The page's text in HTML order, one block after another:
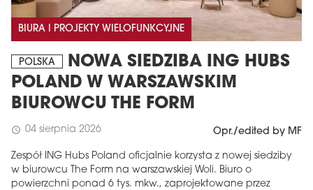
BIURA I PROJEKTY WIELOFUNKCYJNE
POLSKA
NOWA SIEDZIBA ING HUBS
POLAND W WARSZAWSKIM
BIUROWCU THE FORM
schedule 04 sierpnia 2026 Opr./edited by MF
Zespół ING Hubs Poland oficjalnie korzysta z nowej siedziby
w biurowcu The Form na warszawskiej Woli. Biuro o
powierzchni ponad 6 tys. mkw., zaprojektowane przez